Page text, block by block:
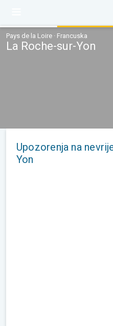
Pays de la Loire · Francuska
La Roche-sur-Yon
Upozorenja na
Yon